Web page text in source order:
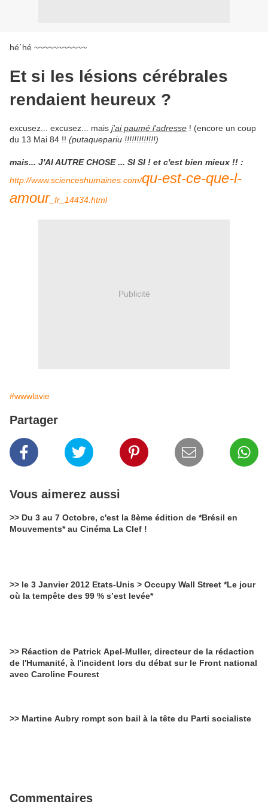
hé´hé ~~~~~~~~~~~
Et si les lésions cérébrales
rendaient heureux ?
excusez... excusez... mais j'ai paumé l'adresse ! (encore un coup
du 13 Mai 84 !! (putaquepariu !!!!!!!!!!!!!)
mais... J'AI AUTRE CHOSE ... SI SI ! et c'est bien mieux !! :
http://www.scienceshumaines.com/qu-est-ce-que-l-
amour_fr_14434.html
Publicité
#wwwlavie
Partager
Vous aimerez aussi
>> Du 3 au 7 Octobre, c'est la 8ème édition de *Brésil en
Mouvements* au Cinéma La Clef !
>> le 3 Janvier 2012 Etats-Unis > Occupy Wall Street *Le jour
où la tempête des 99 % s’est levée*
>> Réaction de Patrick Apel-Muller, directeur de la rédaction
de l'Humanité, à l'incident lors du débat sur le Front national
avec Caroline Fourest
>> Martine Aubry rompt son bail à la tête du Parti socialiste
Commentaires